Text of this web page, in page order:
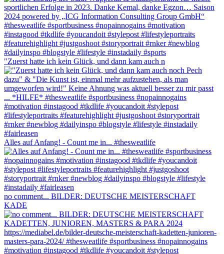
"Zuerst hatte ich kein Glück, und dann kam auch n
Alles auf Anfang! - Count me in... #thesweatlife
no comment... BILDER: DEUTSCHE MEISTERSCHAFT
KADE